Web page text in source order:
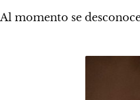
Al momento se